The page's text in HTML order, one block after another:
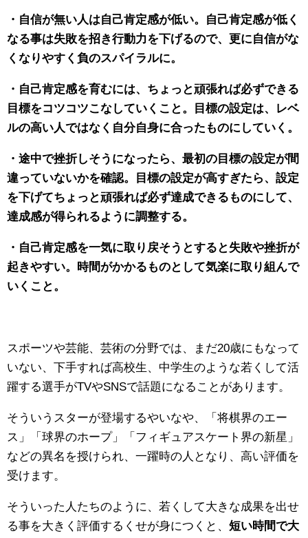
・自信が無い人は自己肯定感が低い。自己肯定感が低く
なる事は失敗を招き行動力を下げるので、更に自信がな
くなりやすく負のスパイラルに。
・自己肯定感を育むには、ちょっと頑張れば必ずできる
目標をコツコツこなしていくこと。目標の設定は、レベ
ルの高い人ではなく自分自身に合ったものにしていく。
・途中で挫折しそうになったら、最初の目標の設定が間
違っていないかを確認。目標の設定が高すぎたら、設定
を下げてちょっと頑張れば必ず達成できるものにして、
達成感が得られるように調整する。
・自己肯定感を一気に取り戻そうとすると失敗や挫折が
起きやすい。時間がかかるものとして気楽に取り組んで
いくこと。
スポーツや芸能、芸術の分野では、まだ20歳にもなって
いない、下手すれば高校生、中学生のような若くして活
躍する選手がTVやSNSで話題になることがあります。
そういうスターが登場するやいなや、「将棋界のエー
ス」「球界のホープ」「フィギュアスケート界の新星」
などの異名を授けられ、一躍時の人となり、高い評価を
受けます。
そういった人たちのように、若くして大きな成果を出せ
る事を大きく評価するくせが身につくと、 短い時間で大